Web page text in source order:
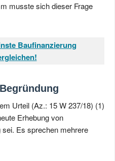
musste sich dieser Frage
Baufinanzierung
Urteil (Az.: 15 W 237/18) (1)
Erhebung von
Es sprechen mehrere